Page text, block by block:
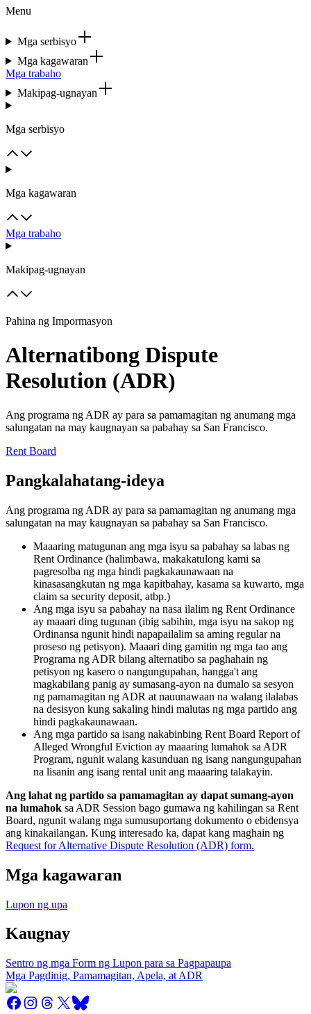
Menu
Mga serbisyo
Mga kagawaran
Mga trabaho
Makipag-ugnayan
Mga serbisyo
Mga kagawaran
Mga trabaho
Makipag-ugnayan
Pahina ng Impormasyon
Alternatibong Dispute
Resolution (ADR)
Ang programa ng ADR ay para sa pamamagitan ng anumang mga
salungatan na may kaugnayan sa pabahay sa San Francisco.
Rent Board
Pangkalahatang-ideya
Ang programa ng ADR ay para sa pamamagitan ng anumang mga
salungatan na may kaugnayan sa pabahay sa San Francisco.
Maaaring matugunan ang mga isyu sa pabahay sa labas ng
Rent Ordinance (halimbawa, makakatulong kami sa
pagresolba ng mga hindi pagkakaunawaan na
kinasasangkutan ng mga kapitbahay, kasama sa kuwarto, mga
claim sa security deposit, atbp.)
Ang mga isyu sa pabahay na nasa ilalim ng Rent Ordinance
ay maaari ding tugunan (ibig sabihin, mga isyu na sakop ng
Ordinansa ngunit hindi napapailalim sa aming regular na
proseso ng petisyon). Maaari ding gamitin ng mga tao ang
Programa ng ADR bilang alternatibo sa paghahain ng
petisyon ng kasero o nangungupahan, hangga't ang
magkabilang panig ay sumasang-ayon na dumalo sa sesyon
ng pamamagitan ng ADR at nauunawaan na walang ilalabas
na desisyon kung sakaling hindi malutas ng mga partido ang
hindi pagkakaunawaan.
Ang mga partido sa isang nakabinbing Rent Board Report of
Alleged Wrongful Eviction ay maaaring lumahok sa ADR
Program, ngunit walang kasunduan ng isang nangungupahan
na lisanin ang isang rental unit ang maaaring talakayin.
Ang lahat ng partido sa pamamagitan ay dapat sumang-ayon
na lumahok sa ADR Session bago gumawa ng kahilingan sa Rent
Board, ngunit walang mga sumusuportang dokumento o ebidensya
ang kinakailangan. Kung interesado ka, dapat kang maghain ng
Request for Alternative Dispute Resolution (ADR) form.
Mga kagawaran
Lupon ng upa
Kaugnay
Sentro ng mga Form ng Lupon para sa Pagpapaupa
Mga Pagdinig, Pamamagitan, Apela, at ADR